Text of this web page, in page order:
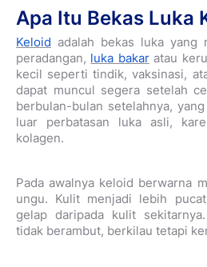
Apa Itu Bekas Luka
Keloid adalah bekas luka yang
peradangan, luka bakaratau
kecil seperti tindik, vaksinasi,
dapat muncul segera setelah
berbulan-bulan setelahnya,
luar perbatasan luka asli,
kolagen.
Pada awalnya keloid berwarna
ungu. Kulit menjadi lebih
gelap daripada kulit
tidak berambut, berkilau tetapi